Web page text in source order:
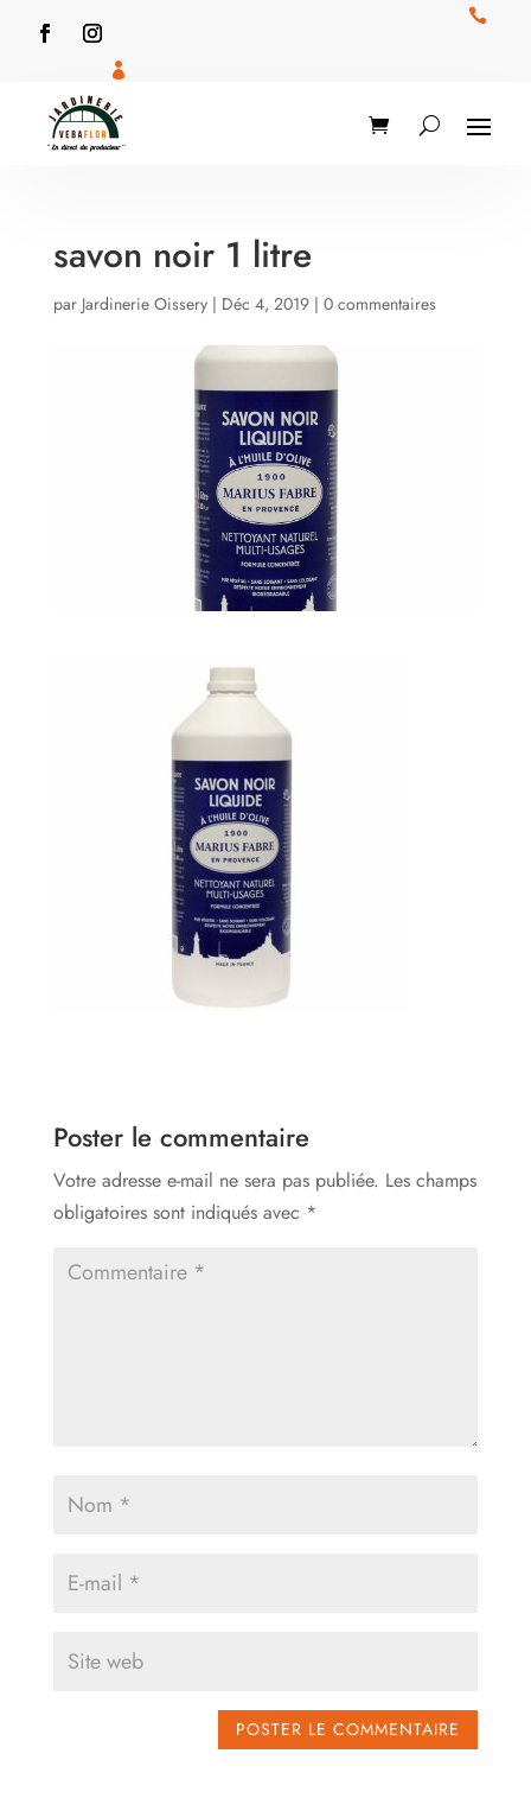


savon noir 1 litre
par Jardinerie Oissery| Déc 4, 2019| 0 commentaires
Poster le commentaire
Votre adresse e-mail ne sera pas publiée. Les champs
obligatoires sont indiqués avec *